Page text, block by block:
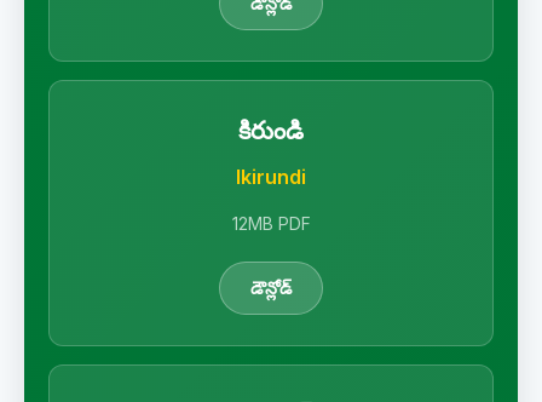
కిరుండి
Ikirundi
12MB PDF
డౌన్లోడ్